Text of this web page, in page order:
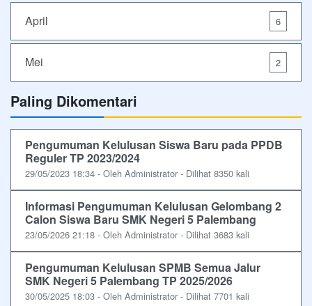
April 6
Mei 2
Paling Dikomentari
Pengumuman Kelulusan Siswa Baru pada PPDB
Reguler TP 2023/2024
29/05/2023 18:34 - Oleh Administrator - Dilihat 8350 kali
Informasi Pengumuman Kelulusan Gelombang 2
Calon Siswa Baru SMK Negeri 5 Palembang
23/05/2026 21:18 - Oleh Administrator - Dilihat 3683 kali
Pengumuman Kelulusan SPMB Semua Jalur
SMK Negeri 5 Palembang TP 2025/2026
30/05/2025 18:03 - Oleh Administrator - Dilihat 7701 kali